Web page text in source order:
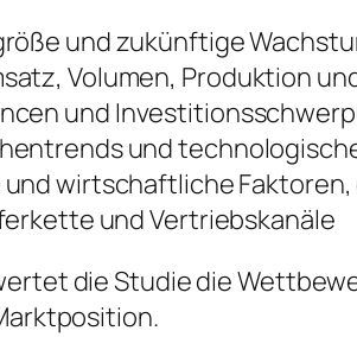
und zukünftige
Volumen, Produktion
und
und
wirtschaftliche
und Vertriebskanäle
die Studie die